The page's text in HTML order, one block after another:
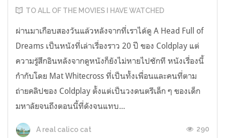
TO ALL OF THE MOVIES I HAVE WATCHED
ผ่านมาเกือบสองวันแล้วหลังจากที่เราได้ดู A Head Full of
Dreams เป็นหนังที่เล่าเรื่องราว 20 ปี ของ Coldplay แต่
ความรู้สึกอินหลังจากดูหนังก็ยังไม่หายไปซักที หนังเรื่องนี้
กำกับโดย Mat Whitecross ที่เป็นทั้งเพื่อนและคนที่ตาม
ถ่ายคลิปของ Coldplay ตั้งแต่เป็นวงดนตรีเล็ก ๆ ของเด็ก
มหาลัยจนถึงตอนนี้ที่ดังจนแทบ...
A real calico cat 290